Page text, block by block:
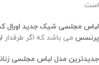
است
لباس مجلسی شیک جدید اورال کد
پرنسس می باشد که اگر طرفدار
جدیدترین مدل لباس مجلسی زنانه